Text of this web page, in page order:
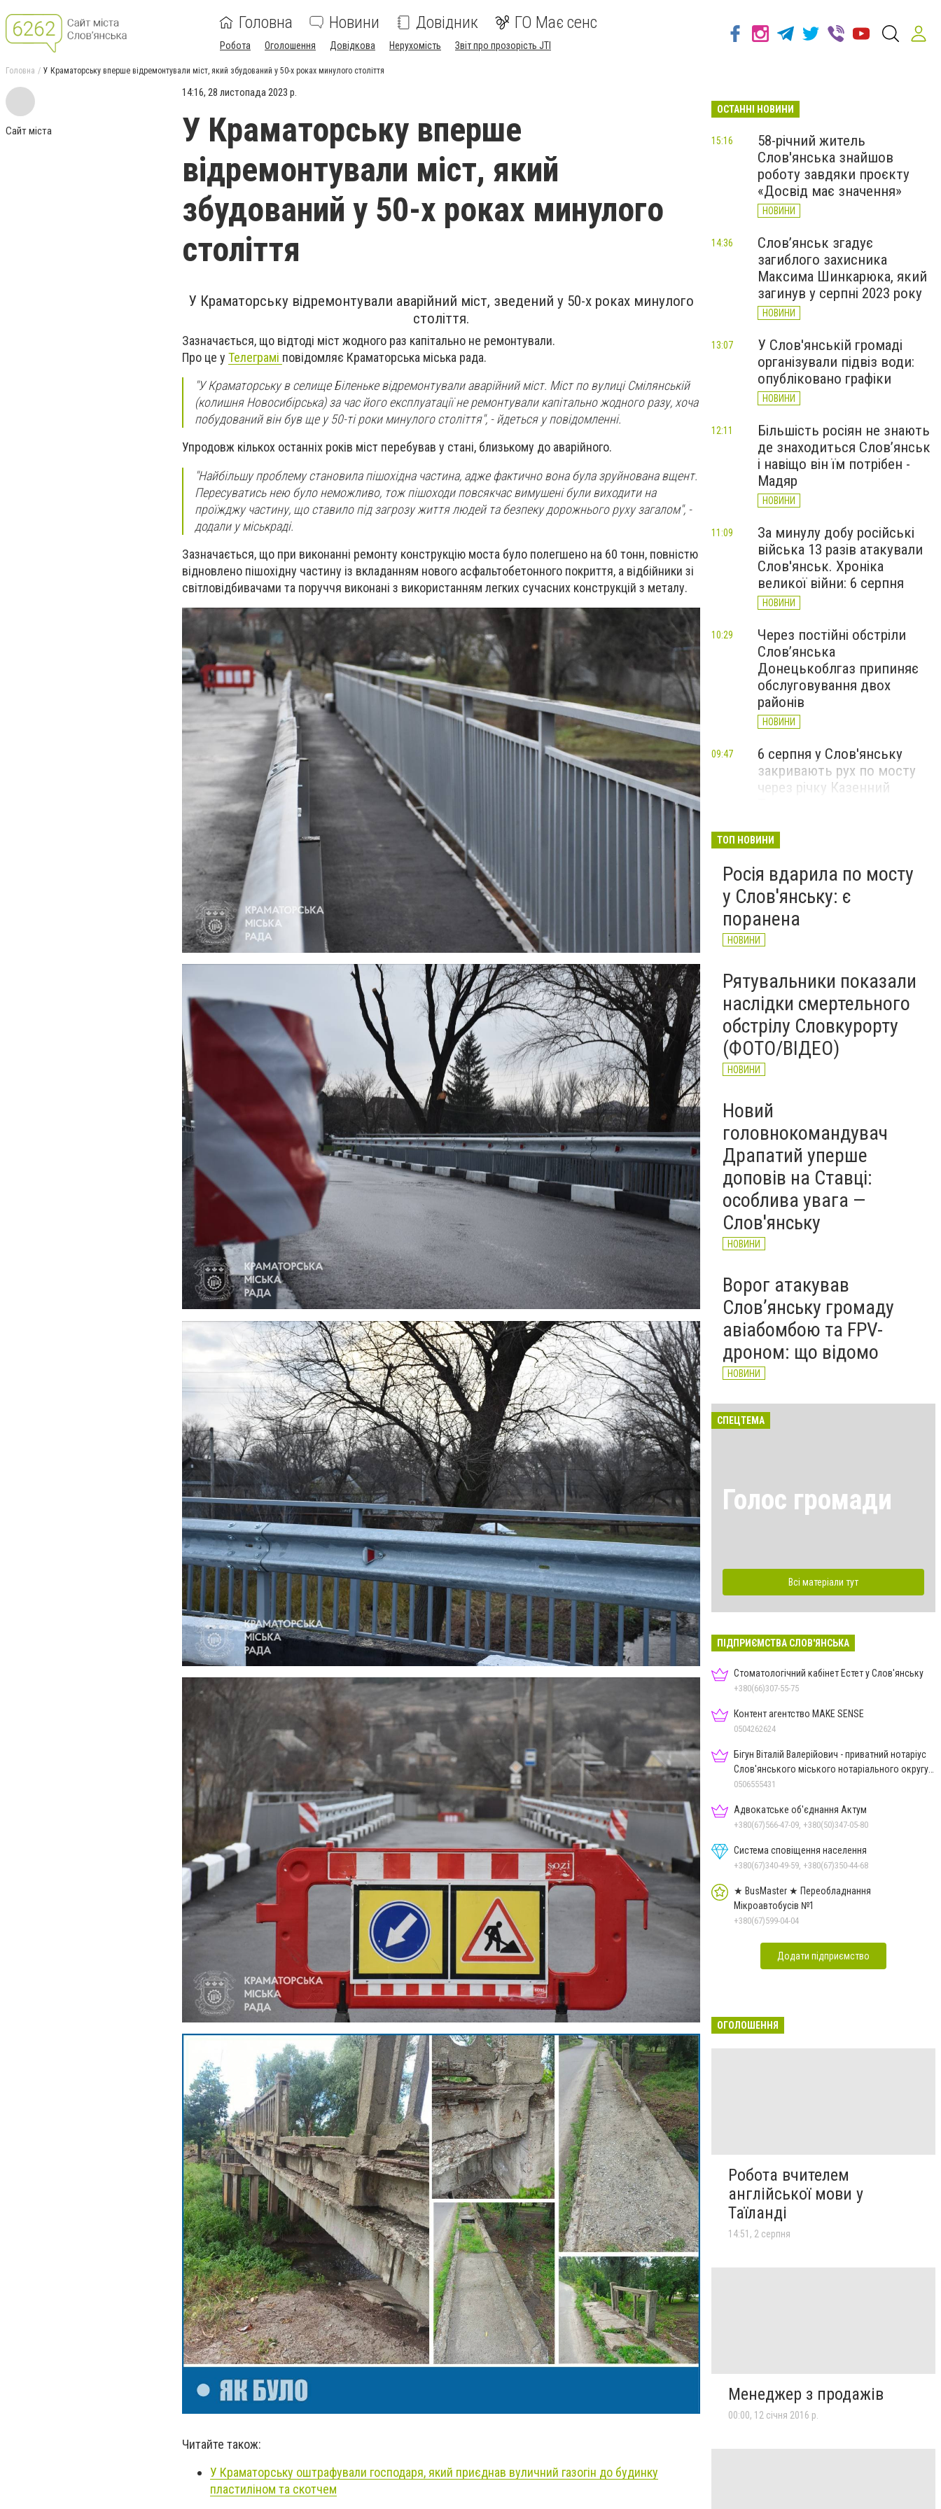
Головна Новини Довідник ГО Має сенс
Робота Оголошення Довідкова Нерухомість Звіт про прозорість JTI
Головна У Краматорську вперше відремонтували міст, який збудований у 50-х роках минулого століття
Сайт міста
14:16, 28 листопада 2023 р.
У Краматорську вперше
відремонтували міст, який
збудований у 50-х роках минулого
століття
У Краматорську відремонтували аварійний міст, зведений у 50-х роках минулого
століття.
Зазначається, що відтоді міст жодного раз капітально не ремонтували.
Про це у Телеграмі повідомляє Краматорська міська рада.
"У Краматорську в селище Біленьке відремонтували аварійний міст. Міст по вулиці Смілянській
(колишня Новосибірська) за час його експлуатації не ремонтували капітально жодного разу, хоча
побудований він був ще у 50-ті роки минулого століття", - йдеться у повідомленні.
Упродовж кількох останніх років міст перебував у стані, близькому до аварійного.
"Найбільшу проблему становила пішохідна частина, адже фактично вона була зруйнована вщент.
Пересуватись нею було неможливо, тож пішоходи повсякчас вимушені були виходити на
проїжджу частину, що ставило під загрозу життя людей та безпеку дорожнього руху загалом", -
додали у міськраді.
Зазначається, що при виконанні ремонту конструкцію моста було полегшено на 60 тонн, повністю
відновлено пішохідну частину із вкладанням нового асфальтобетонного покриття, а відбійники зі
світловідбивачами та поруччя виконані з використанням легких сучасних конструкцій з металу.
Читайте також:
У Краматорську оштрафували господаря, який приєднав вуличний газогін до будинку
пластиліном та скотчем
ОСТАННІ НОВИНИ
58-річний житель
Слов'янська знайшов
роботу завдяки проєкту
«Досвід має значення»
НОВИНИ
15:16
Слов’янськ згадує
загиблого захисника
Максима Шинкарюка, який
загинув у серпні 2023 року
НОВИНИ
14:36
У Слов'янській громаді
організували підвіз води:
опубліковано графіки
НОВИНИ
13:07
Більшість росіян не знають
де знаходиться Слов’янськ
і навіщо він їм потрібен -
Мадяр
НОВИНИ
12:11
За минулу добу російські
війська 13 разів атакували
Слов'янськ. Хроніка
великої війни: 6 серпня
НОВИНИ
11:09
Через постійні обстріли
Слов’янська
Донецькоблгаз припиняє
обслуговування двох
районів
НОВИНИ
10:29
6 серпня у Слов'янську
закривають рух по мосту
через річку Казенний
09:47
чотири рази атакували FPV-
дрони
ТОП НОВИНИ
Росія вдарила по мосту
у Слов'янську: є
поранена
НОВИНИ
Рятувальники показали
наслідки смертельного
обстрілу Словкурорту
(ФОТО/ВІДЕО)
НОВИНИ
Новий
головнокомандувач
Драпатий уперше
доповів на Ставці:
особлива увага —
Слов'янську
НОВИНИ
Ворог атакував
Слов’янську громаду
авіабомбою та FPV-
дроном: що відомо
НОВИНИ
СПЕЦТЕМА
Голос громади
Всі матеріали тут
ПІДПРИЄМСТВА СЛОВ'ЯНСЬКА
Стоматологічний кабінет Естет у Слов'янську
+380(66)307-55-75
Контент агентство MAKE SENSE
0504262624
Бігун Віталій Валерійович - приватний нотаріус
Слов'янського міського нотаріального округу
Дон.обл.
0506555431
Адвокатське об'єднання Актум
+380(67)566-47-09, +380(50)347-05-80
Система сповіщення населення
+380(67)340-49-59, +380(67)350-44-68
★ BusMaster ★ Переобладнання
Мікроавтобусів №1
+380(67)599-04-04
Додати підприємство
ОГОЛОШЕННЯ
Робота вчителем
англійської мови у
Таїланді
14:51, 2 серпня
Менеджер з продажів
00:00, 12 січня 2016 р.